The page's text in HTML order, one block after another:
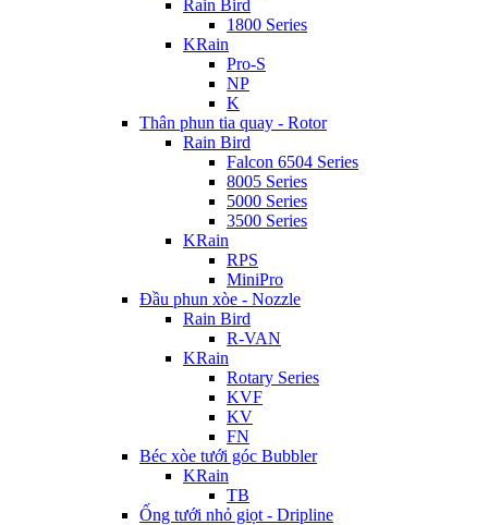
Rain Bird
1800 Series
KRain
Pro-S
NP
K
Thân phun tia quay - Rotor
Rain Bird
Falcon 6504 Series
8005 Series
5000 Series
3500 Series
KRain
RPS
MiniPro
Đầu phun xòe - Nozzle
Rain Bird
R-VAN
KRain
Rotary Series
KVF
KV
FN
Béc xòe tưới góc Bubbler
KRain
TB
Ống tưới nhỏ giọt - Dripline